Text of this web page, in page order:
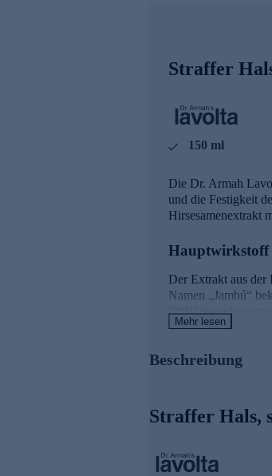
Straffer
150 ml
Die Dr. Armah
und die Festigkeit
Hirsesamenextrakt
Hauptwirkstoff
Der Extrakt aus der
Namen „Jambú“
Komponenten sind
Tannine aus der
Hyaluronsäuren
Wertvolles
Haut. Vitamin E
Mehr lesen
Beschreibung
Straffer Hals,